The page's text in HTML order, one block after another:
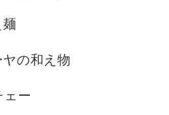
の和え物
ェー